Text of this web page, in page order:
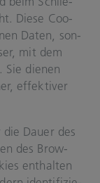
Diese Coo­
Daten, son­
mit dem
die­nen
ef­fek­ti­ver
Dauer des
des Brow­
ent­hal­ten